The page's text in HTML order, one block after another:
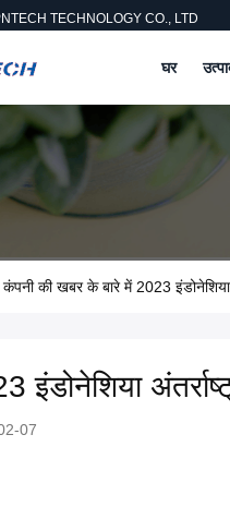
TECHNOLOGY CO., LTD
घर
कंपनी की खबर के बारे में 2023 इंडोनेशिया
इंडोनेशिया
07